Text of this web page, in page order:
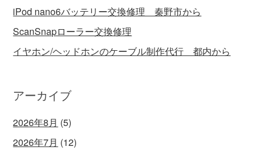
iPod nano6バッテリー交換修理 秦野市から
ScanSnapローラー交換修理
イヤホン/ヘッドホンのケーブル制作代行 都内から
アーカイブ
2026年8月 (5)
2026年7月 (12)